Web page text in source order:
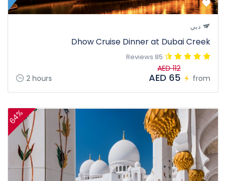
دبي
Dhow Cruise Dinner at Dubai Creek
85 Reviews
2 hours from
AED 112
AED 65
64%